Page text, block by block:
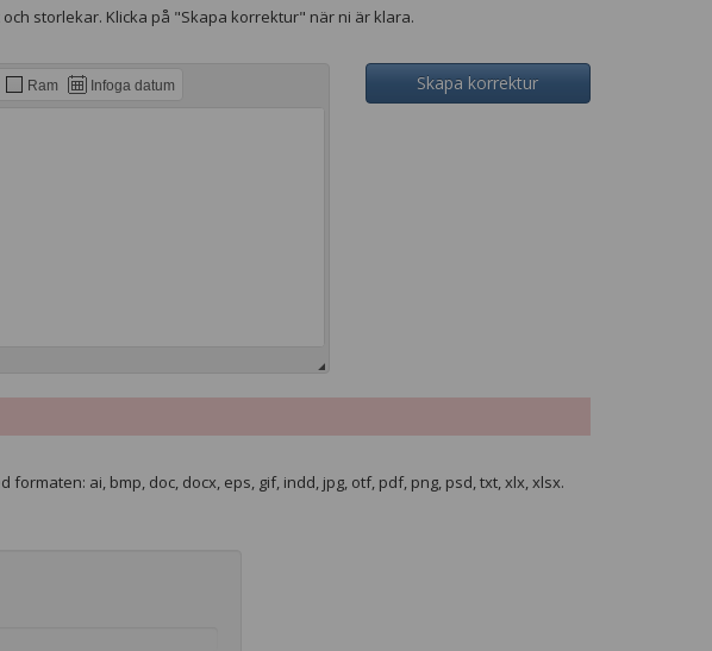
storlekar. Klicka på "Skapa korrektur" när ni är klara.
Ram Infoga datum Skapa korrektur
ai, bmp, doc, docx, eps, gif, indd, jpg, otf, pdf, png, psd, txt, xlx, xlsx.